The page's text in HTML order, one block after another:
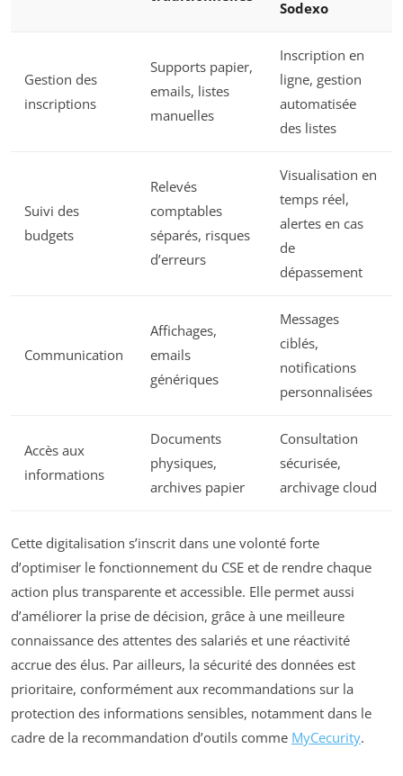
Sodexo
Gestion des
inscriptions
Supports papier,
emails, listes
manuelles
Inscription en
ligne, gestion
automatisée
des listes
Suivi des
budgets
Relevés
comptables
séparés, risques
d’erreurs
Visualisation en
temps réel,
alertes en cas
de
dépassement
Communication
Affichages,
emails
génériques
Messages
ciblés,
notifications
personnalisées
Accès aux
informations
Documents
physiques,
archives papier
Consultation
sécurisée,
archivage cloud
Cette digitalisation s’inscrit dans une volonté forte
d’optimiser le fonctionnement du CSE et de rendre chaque
action plus transparente et accessible. Elle permet aussi
d’améliorer la prise de décision, grâce à une meilleure
connaissance des attentes des salariés et une réactivité
accrue des élus. Par ailleurs, la sécurité des données est
prioritaire, conformément aux recommandations sur la
protection des informations sensibles, notamment dans le
cadre de la recommandation d’outils comme MyCecurity.